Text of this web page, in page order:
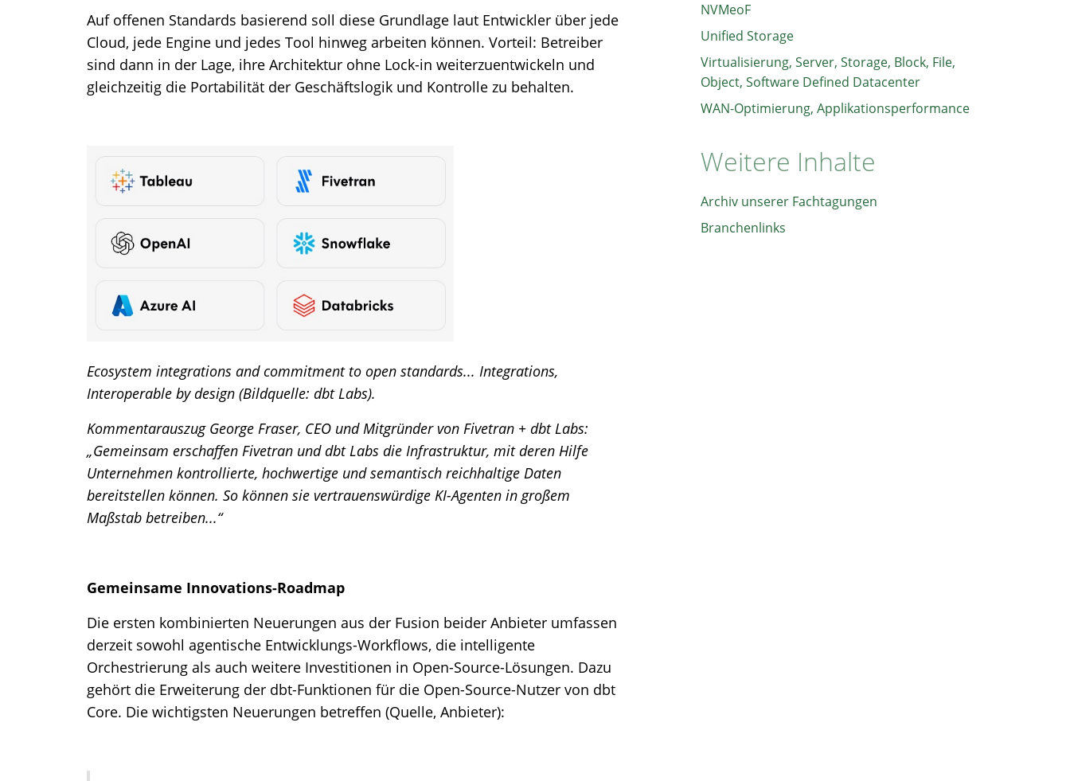
Auf offenen Standards basierend soll diese Grundlage laut Entwickler über jede
Cloud, jede Engine und jedes Tool hinweg arbeiten können. Vorteil: Betreiber
sind dann in der Lage, ihre Architektur ohne Lock-in weiterzuentwickeln und
gleichzeitig die Portabilität der Geschäftslogik und Kontrolle zu behalten.
Ecosystem integrations and commitment to open standards... Integrations,
Interoperable by design (Bildquelle: dbt Labs).
Kommentarauszug George Fraser, CEO und Mitgründer von Fivetran + dbt Labs:
„Gemeinsam erschaffen Fivetran und dbt Labs die Infrastruktur, mit deren Hilfe
Unternehmen kontrollierte, hochwertige und semantisch reichhaltige Daten
bereitstellen können. So können sie vertrauenswürdige KI-Agenten in großem
Maßstab betreiben...“
Gemeinsame Innovations-Roadmap
Die ersten kombinierten Neuerungen aus der Fusion beider Anbieter umfassen
derzeit sowohl agentische Entwicklungs-Workflows, die intelligente
Orchestrierung als auch weitere Investitionen in Open-Source-Lösungen. Dazu
gehört die Erweiterung der dbt-Funktionen für die Open-Source-Nutzer von dbt
Core. Die wichtigsten Neuerungen betreffen (Quelle, Anbieter):
NVMeoF
Unified Storage
Virtualisierung, Server, Storage, Block, File,
Object, Software Defined Datacenter
WAN-Optimierung, Applikationsperformance
Weitere Inhalte
Archiv unserer Fachtagungen
Branchenlinks